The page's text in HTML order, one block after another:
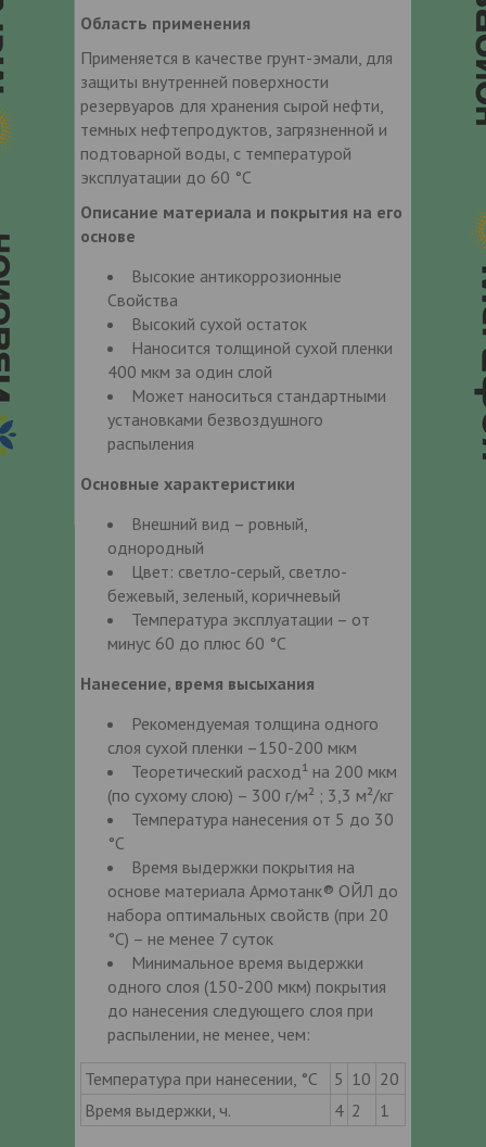
Область применения
Применяется в качестве грунт-эмали, для
защиты внутренней поверхности
резервуаров для хранения сырой нефти,
темных нефтепродуктов, загрязненной и
подтоварной воды, с температурой
эксплуатации до 60 °С
Описание материала и покрытия на его
основе
Высокие антикоррозионные
Свойства
Высокий сухой остаток
Наносится толщиной сухой пленки
400 мкм за один слой
Может наноситься стандартными
установками безвоздушного
распыления
Основные характеристики
Внешний вид – ровный,
однородный
Цвет: светло-серый, светло-
бежевый, зеленый, коричневый
Температура эксплуатации – от
минус 60 до плюс 60 °С
Нанесение, время высыхания
Рекомендуемая толщина одного
слоя сухой пленки –150-200 мкм
Теоретический расход¹ на 200 мкм
(по сухому слою) – 300 г/м² ; 3,3 м²/кг
Температура нанесения от 5 до 30
°С
Время выдержки покрытия на
основе материала Армотанк® ОЙЛ до
набора оптимальных свойств (при 20
°С) – не менее 7 суток
Минимальное время выдержки
одного слоя (150-200 мкм) покрытия
до нанесения следующего слоя при
распылении, не менее, чем:
Температура при нанесении, °С 5 10 20
Время выдержки, ч.
4 2 1